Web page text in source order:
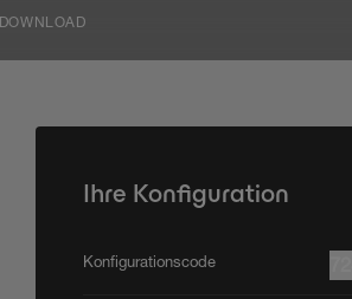
DOWNLOAD
Ihre Konfiguration
Konfigurationscode